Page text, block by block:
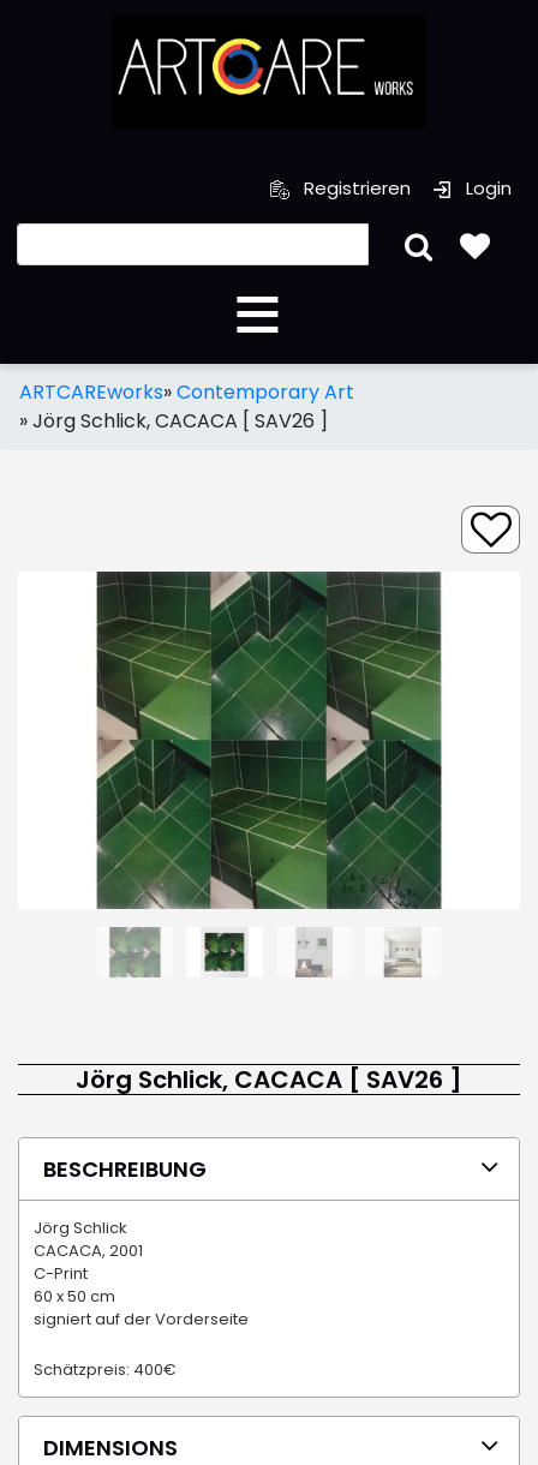
Registrieren Login
ARTCAREworks»Contemporary Art
»Jörg Schlick, CACACA [ SAV26 ]
Jörg Schlick, CACACA [ SAV26 ]
BESCHREIBUNG
Jörg Schlick
CACACA, 2001
C-Print
60 x 50 cm
signiert auf der Vorderseite
Schätzpreis: 400€
DIMENSIONS